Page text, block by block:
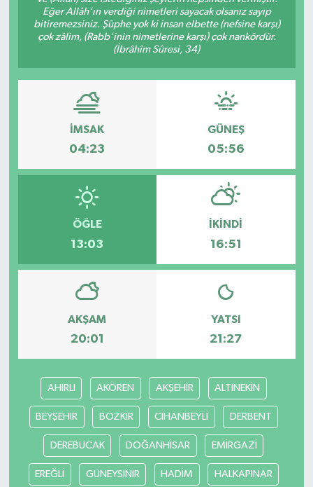
Eğer Allâh'ın verdiği nimetleri sayacak olsanız sayıp
bitiremezsiniz. Şüphe yok ki insan elbette (nefsine karşı)
çok zâlim, (Rabb'inin nimetlerine karşı) çok nankördür.
(İbrâhîm Sûresi, 34)
İMSAK
04:23
GÜNEŞ
05:56
ÖĞLE
13:03
İKINDI
16:51
AKŞAM
20:01
YATSI
21:27
AHIRLI AKÖREN AKŞEHİR ALTINEKİN
BEYŞEHİR BOZKIR CİHANBEYLİ DERBENT
DEREBUCAK DOĞANHİSAR EMİRGAZİ
EREĞLİ GÜNEYSINIR HADİM HALKAPINAR